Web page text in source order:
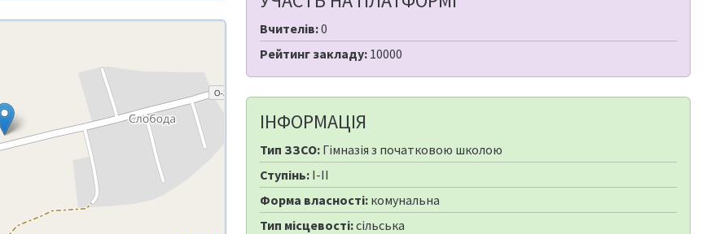
Вчителів:0
Рейтинг закладу: 10000
ІНФОРМАЦІЯ
Тип ЗЗСО: Гімназія з початковою школою
Ступінь: I-II
Форма власності: комунальна
Тип місцевості:сільська